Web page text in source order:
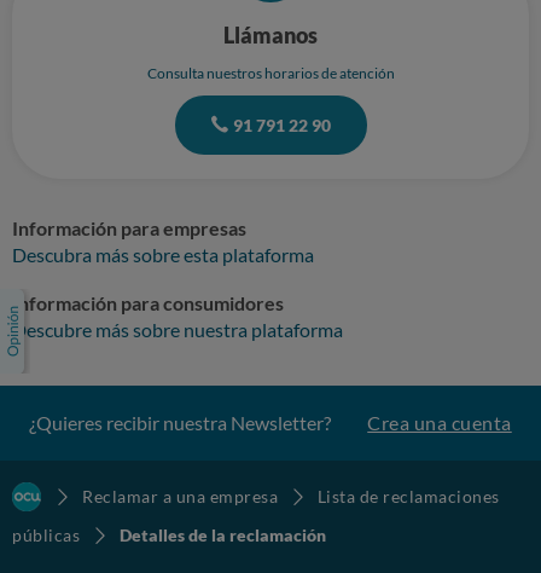
Llámanos
Consulta nuestros horarios de atención
91 791 22 90
Información para empresas
Descubra más sobre esta plataforma
Información para consumidores
Descubre más sobre nuestra plataforma
¿Quieres recibir nuestra Newsletter? Crea una cuenta
Reclamar a una empresa
Lista de reclamaciones
públicas
Detalles de la reclamación